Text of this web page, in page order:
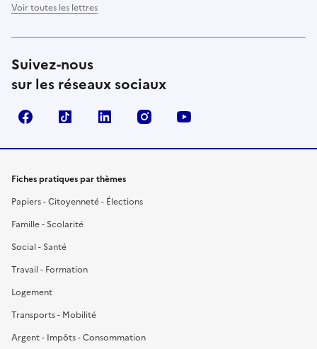
Voir toutes les lettres
Suivez-nous
sur les réseaux sociaux
FacebookTikTok LinkedIn Instagram
Fiches pratiques par thèmes
Papiers - Citoyenneté - Élections
Famille - Scolarité
Social - Santé
Travail - Formation
Logement
Transports - Mobilité
Argent - Impôts - Consommation